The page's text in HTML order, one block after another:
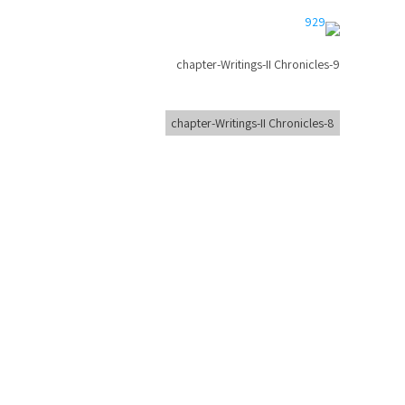
chapter-Writings-II Chronicles-9
chapter-Writings-II Chronicles-8